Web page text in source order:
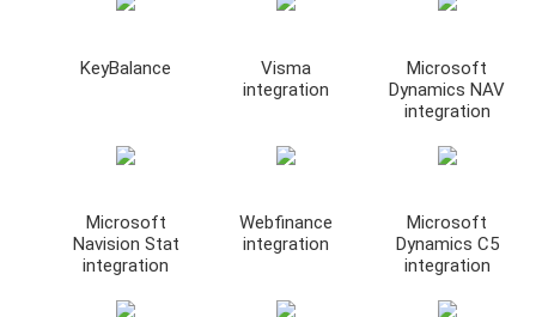
KeyBalance
Visma
integration
Microsoft
Dynamics NAV
integration
Microsoft
Navision Stat
integration
Webfinance
integration
Microsoft
Dynamics C5
integration